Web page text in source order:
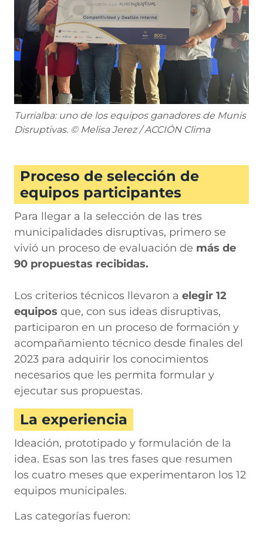
Turrialba: uno de los equipos ganadores de Munis
Disruptivas. © Melisa Jerez / ACCIÓN Clima
Proceso de selección de
equipos participantes
Para llegar a la selección de las tres
municipalidades disruptivas, primero se
vivió un proceso de evaluación de más de
90 propuestas recibidas.
Los criterios técnicos llevaron a elegir 12
equipos que, con sus ideas disruptivas,
participaron en un proceso de formación y
acompañamiento técnico desde finales del
2023 para adquirir los conocimientos
necesarios que les permita formular y
ejecutar sus propuestas.
La experiencia
Ideación, prototipado y formulación de la
idea. Esas son las tres fases que resumen
los cuatro meses que experimentaron los 12
equipos municipales.
Las categorías fueron: